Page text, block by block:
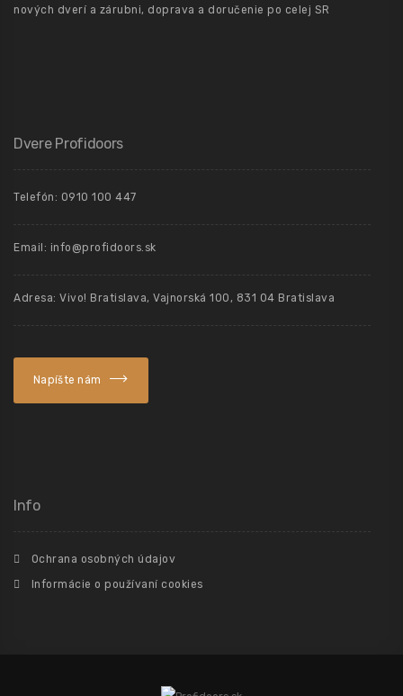
nových dverí a zárubni, doprava a doručenie po celej SR
Dvere Profidoors
Telefón: 0910 100 447
Email: info@profidoors.sk
Adresa: Vivo! Bratislava, Vajnorská 100, 831 04 Bratislava
Napíšte nám
Info
Ochrana osobných údajov
Informácie o používaní cookies